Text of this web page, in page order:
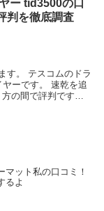
ー tid3500の口
判を徹底調査
す。 テスコムのドラ
ーです。 速乾を追
の間で評判です。
マット私の口コミ！
るよ